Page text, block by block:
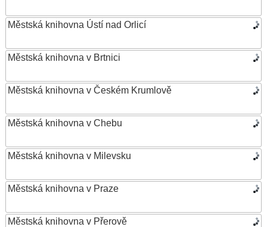
Městská knihovna Ústí nad Orlicí
Městská knihovna v Brtnici
Městská knihovna v Českém Krumlově
Městská knihovna v Chebu
Městská knihovna v Milevsku
Městská knihovna v Praze
Městská knihovna v Přerově